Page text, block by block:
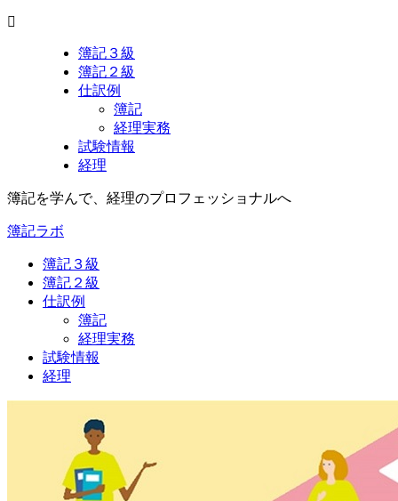
簿記３級
簿記２級
仕訳例
簿記
経理実務
試験情報
経理
簿記を学んで、経理のプロフェッショナルへ
簿記ラボ
簿記３級
簿記２級
仕訳例
簿記
経理実務
試験情報
経理